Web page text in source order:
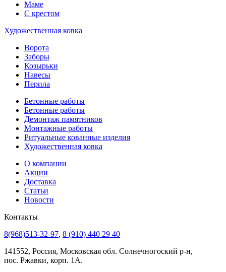
Маме
С крестом
Художественная ковка
Ворота
Заборы
Козырьки
Навесы
Перила
Бетонные работы
Бетонные работы
Демонтаж памятников
Монтажные работы
Ритуальные кованные изделия
Художественная ковка
О компании
Акции
Доставка
Статьи
Новости
Контакты
8(968)513-32-97, 8 (910) 440 29 40
141552, Россия, Московская обл. Солнечногоский р-н,
пос. Ржавки, корп. 1А.